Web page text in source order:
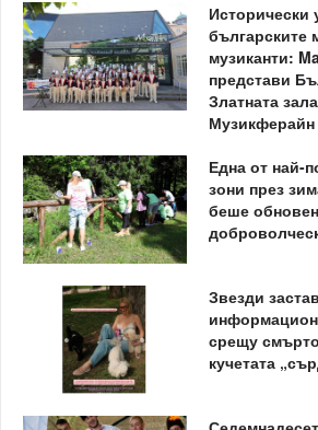
Исторически
българските
музиканти:
представи
Златната
Една от най-
зони през
беше
Звезди
срещу
кучетата